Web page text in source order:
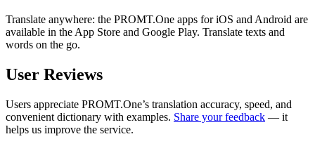
Translate anywhere: the PROMT.One apps for iOS and Android are
available in the App Store and Google Play. Translate texts and
words on the go.
User Reviews
Users appreciate PROMT.One’s translation accuracy, speed, and
convenient dictionary with examples. Share your feedback — it
helps us improve the service.